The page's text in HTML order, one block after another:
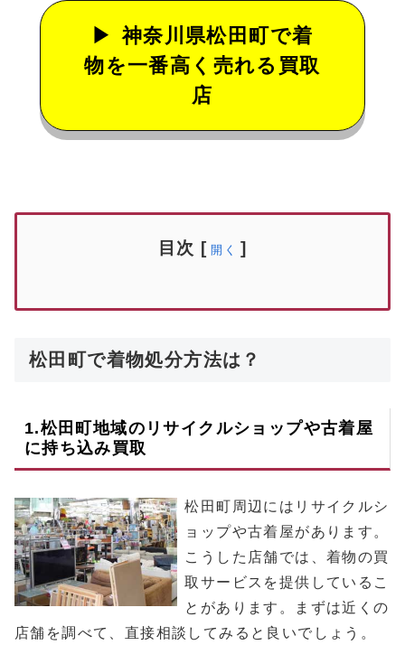
神奈川県松田町で着
物を一番高く売れる買取
店
目次 [ 開く ]
松田町で着物処分方法は？
1.松田町地域のリサイクルショップや古着屋
に持ち込み買取
松田町周辺にはリサイクルシ
ョップや古着屋があります。
こうした店舗では、着物の買
取サービスを提供しているこ
とがあります。まずは近くの
店舗を調べて、直接相談してみると良いでしょう。